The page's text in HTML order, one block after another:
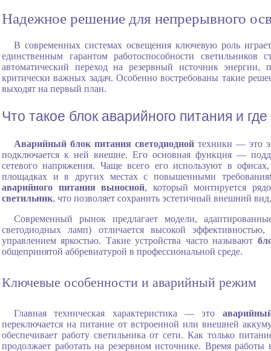
Надежное решение для непрерывного
В современных системах освещения ключевую роль
единственным гарантом работоспособности светильников
автоматический переход на резервный источник энергии,
критически важных задач. Особенно востребованы такие
выходят на первый план.
Что такое блок аварийного питания и
Аварийный блок питания светодиоднойтехники — это
подключается к ней внешне. Его основная функция —
сетевого напряжения. Чаще всего его используют в
площадках и в других местах с повышенными
аварийного питания выносной, который монтируется
светильник, что позволяет сохранить эстетичный внешний вид.
Современный рынок предлагает модели,
светодиодных ламп) отличается высокой
управлением яркостью. Такие устройства часто называют
общепринятой аббревиатурой в профессиональной среде.
Ключевые особенности и аварийный режим
Главная техническая характеристика — это
переключается на питание от встроенной или внешней
обеспечивает работу светильника от сети. Как только
продолжает работать на резервном источнике. Время